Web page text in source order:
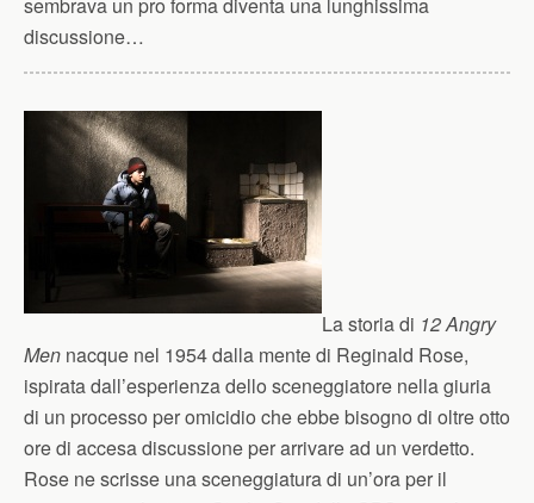
discussione…
La storia di 12 Angry
Men nacque nel 1954 dalla mente di Reginald Rose,
ispirata dall’esperienza dello sceneggiatore nella giuria
di un processo per omicidio che ebbe bisogno di oltre otto
ore di accesa discussione per arrivare ad un verdetto.
Rose ne scrisse una sceneggiatura di un’ora per il